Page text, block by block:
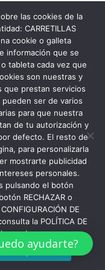
ayudarte?
las cookies de la
CARRETILLAS
cookie o galleta
información que se
tableta cada vez que
son nuestras y
que prestan servicios
ser de varios
para que nuestra
de tu autorización y
defecto. El resto de
para personalizarla
mostrarte publicidad
personales.
pulsando el botón
RECHAZAR o
DE
la POLÍTICA DE
web.
de privacidad